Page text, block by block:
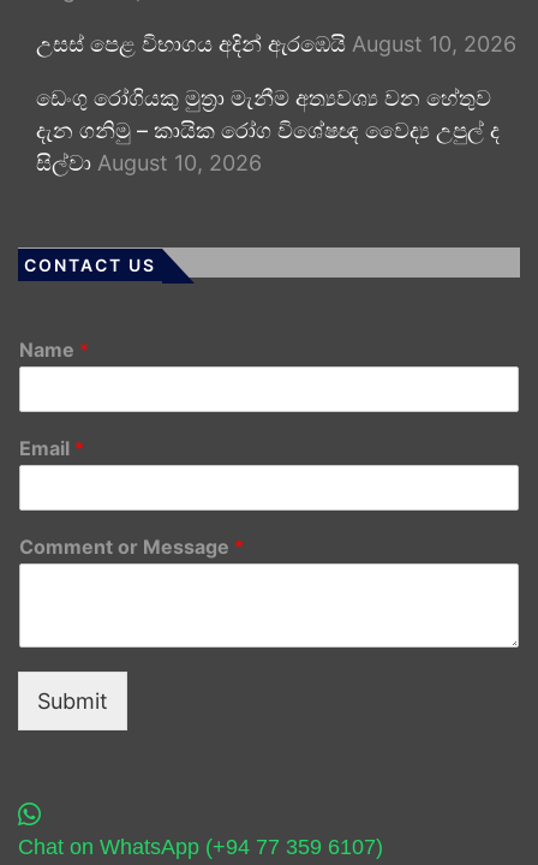
උසස් පෙළ විභාගය අදින් ඇරඹෙයි August 10, 2026
ඩෙංගු රෝගියකු ⁣මුත්‍රා මැනීම අත්‍යවශ්‍ය වන හේතුව
දැන ගනිමු – කායික රෝග විශේෂඥ වෛද්‍ය උපුල් ද
සිල්වා August 10, 2026
CONTACT US
Name *
Email *
Comment or Message *
Submit
Chat on WhatsApp (+94 77 359 6107)